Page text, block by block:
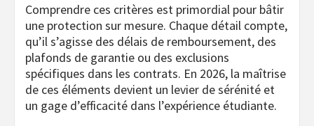
Comprendre ces critères est primordial pour bâtir
une protection sur mesure. Chaque détail compte,
qu’il s’agisse des délais de remboursement, des
plafonds de garantie ou des exclusions
spécifiques dans les contrats. En 2026, la maîtrise
de ces éléments devient un levier de sérénité et
un gage d’efficacité dans l’expérience étudiante.